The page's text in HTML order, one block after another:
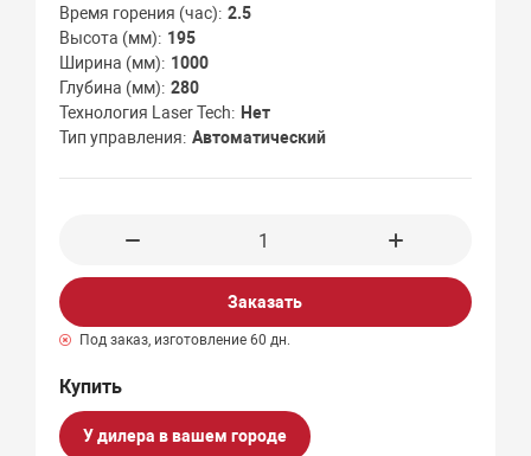
Время горения (час) 2.5
Высота (мм)
195
Ширина (мм)
1000
Глубина (мм) 280
Технология Laser Tech
Нет
Тип управления Автоматический
Заказать
Под заказ, изготовление 60 дн.
У дилера в вашем городе